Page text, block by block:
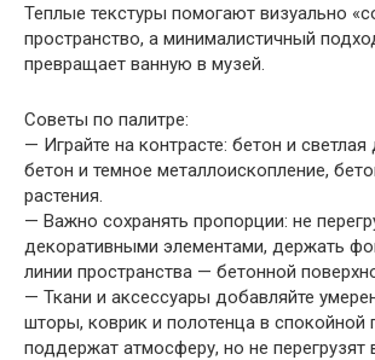
Теплые текстуры помогают визуально
пространство, а минималистичный
превращает ванную в музей.
Советы по палитре:
— Играйте на контрасте: бетон и светлая
бетон и темное металлоископление,
растения.
— Важно сохранять пропорции: не
декоративными элементами, держать
линии пространства — бетонной
— Ткани и аксессуары добавляйте
шторы, коврик и полотенца в спокойной
поддержат атмосферу, но не перегрузят